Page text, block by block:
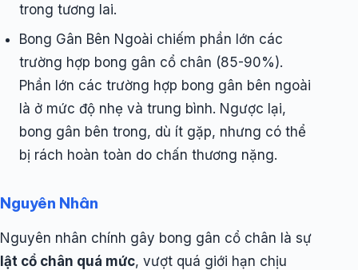
trong tương lai.
Bong Gân Bên Ngoài chiếm phần lớn các
trường hợp bong gân cổ chân (85-90%).
Phần lớn các trường hợp bong gân bên ngoài
là ở mức độ nhẹ và trung bình. Ngược lại,
bong gân bên trong, dù ít gặp, nhưng có thể
bị rách hoàn toàn do chấn thương nặng.
Nguyên Nhân
Nguyên nhân chính gây bong gân cổ chân là sự
lật cổ chân quá mức, vượt quá giới hạn chịu